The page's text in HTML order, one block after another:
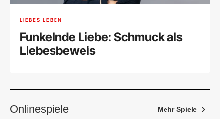
LIEBES LEBEN
Funkelnde Liebe: Schmuck als
Liebesbeweis
Onlinespiele Mehr Spiele